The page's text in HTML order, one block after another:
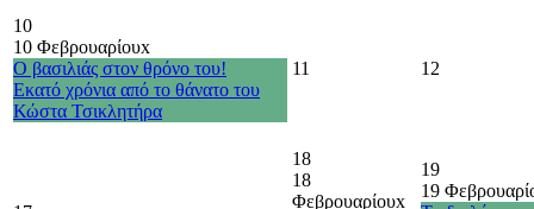
10
10 Φεβρουαρίουx
Ο βασιλιάς στον θρόνο του!
Εκατό χρόνια από το θάνατο του
Κώστα Τσικλητήρα
11 12
18
18
Φεβρουαρίουx
19
19